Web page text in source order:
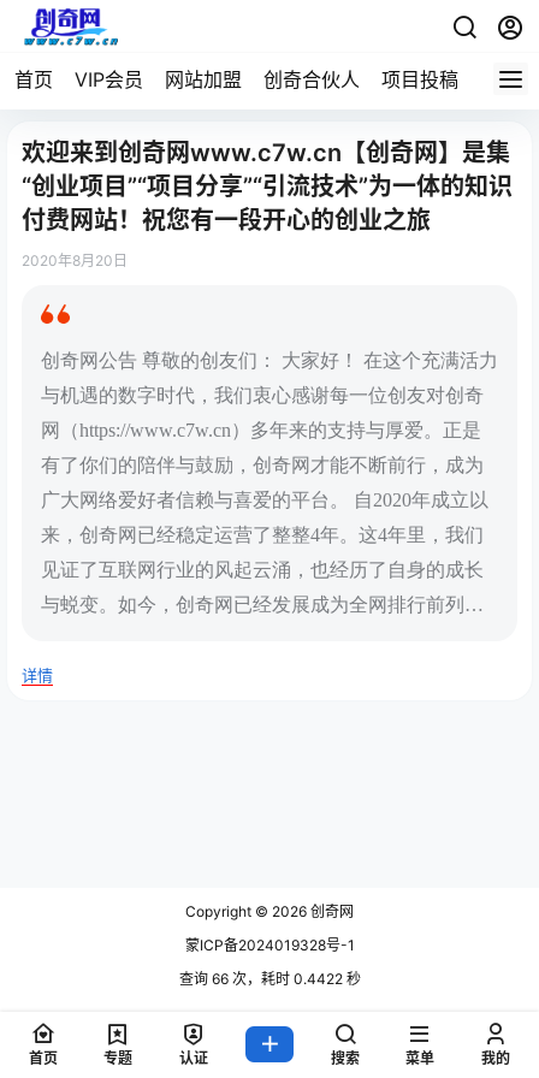
首页 VIP会员 网站加盟 创奇合伙人 项目投稿
欢迎来到创奇网www.c7w.cn【创奇网】是集
“创业项目”“项目分享”“引流技术”为一体的知识
付费网站！祝您有一段开心的创业之旅
2020年8月20日
创奇网公告 尊敬的创友们： 大家好！ 在这个充满活力
与机遇的数字时代，我们衷心感谢每一位创友对创奇
网（https://www.c7w.cn）多年来的支持与厚爱。正是
有了你们的陪伴与鼓励，创奇网才能不断前行，成为
广大网络爱好者信赖与喜爱的平台。 自2020年成立以
来，创奇网已经稳定运营了整整4年。这4年里，我们
见证了互联网行业的风起云涌，也经历了自身的成长
与蜕变。如今，创奇网已经发展成为全网排行前列…
详情
Copyright © 2026 创奇网
蒙ICP备2024019328号-1
查询 66 次，耗时 0.4422 秒
首页 专题 认证 搜索 菜单 我的